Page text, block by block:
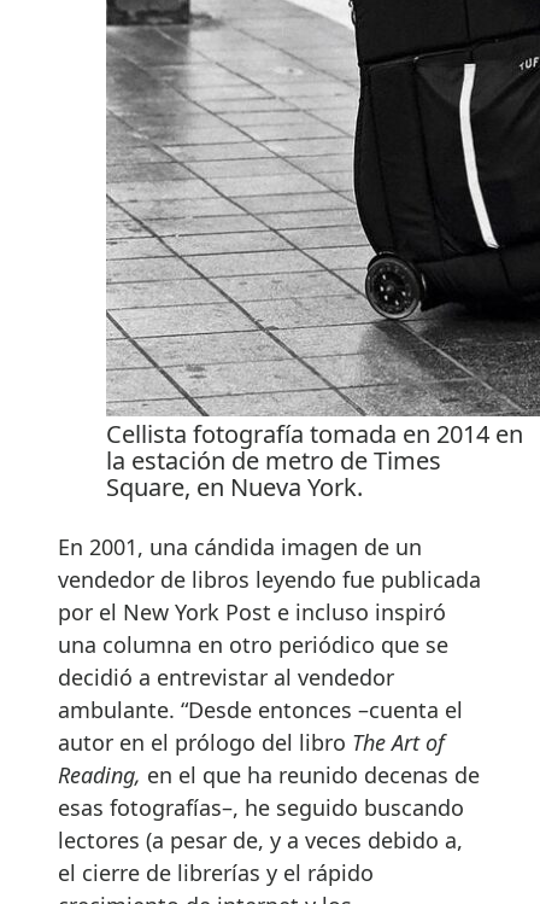
Cellista fotografía tomada en 2014 en
la estación de metro de Times
Square, en Nueva York.
En 2001, una cándida imagen de un
vendedor de libros leyendo fue publicada
por el New York Post e incluso inspiró
una columna en otro periódico que se
decidió a entrevistar al vendedor
ambulante. “Desde entonces –cuenta el
autor en el prólogo del libro The Art of
Reading, en el que ha reunido decenas de
esas fotografías–, he seguido buscando
lectores (a pesar de, y a veces debido a,
el cierre de librerías y el rápido